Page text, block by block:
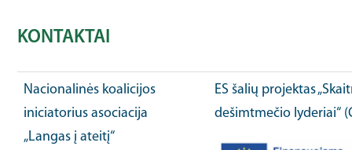
KONTAKTAI
Nacionalinės koalicijos
iniciatorius asociacija
„Langas į ateitį“
ES šalių projektas
dešimtmečio lyderiai“